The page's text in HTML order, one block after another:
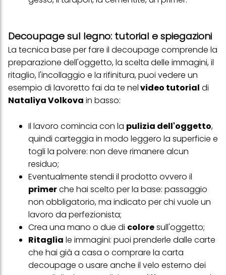
Decoupage sul legno: tutorial e spiegazioni
La tecnica base per fare il decoupage comprende la
preparazione dell'oggetto, la scelta delle immagini, il
ritaglio, l'incollaggio e la rifinitura, puoi vedere un
esempio di lavoretto fai da te nelvideo tutorial di
Nataliya Volkova in basso:
Il lavoro comincia con la pulizia dell'oggetto,
quindi carteggia in modo leggero la superficie e
togli la polvere: non deve rimanere alcun
residuo;
Eventualmente stendi il prodotto ovvero il
primerche hai scelto per la base: passaggio
non obbligatorio, ma indicato per chi vuole un
lavoro da perfezionista;
Crea una mano o due di coloresull'oggetto;
Ritaglia le immagini: puoi prenderle dalle carte
che hai già a casa o comprare la carta
decoupage o usare anche il velo esterno dei
più degli scopi sopra menzionati. Cliccando su "Accetta tutto",
verranno utilizzati solo i cookie tecnicamente necessari per fornirti
questo sito web.